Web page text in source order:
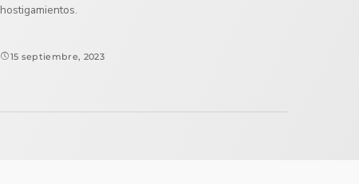
hostigamientos.
15 septiembre, 2023